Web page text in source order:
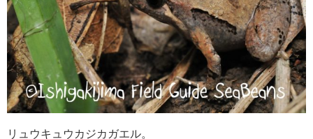
リュウキュウカジカガエル。